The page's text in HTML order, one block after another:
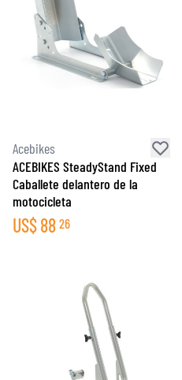
Acebikes
ACEBIKES SteadyStand Fixed
Caballete delantero de la
motocicleta
US$88 26